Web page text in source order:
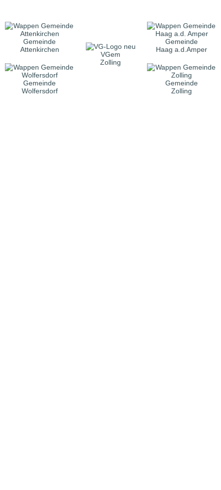
Gemeinde
Attenkirchen
VGem
Zolling
Gemeinde
Haag a.d.Amper
Gemeinde
Wolfersdorf
Gemeinde
Zolling